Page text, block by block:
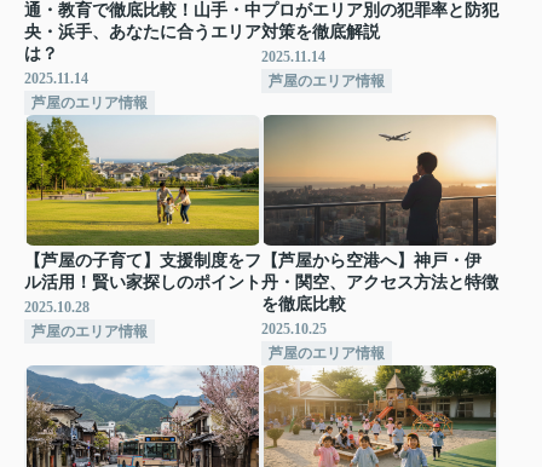
通・教育で徹底比較！山手・中
央・浜手、あなたに合うエリア
は？
2025.11.14
芦屋のエリア情報
プロがエリア別の犯罪率と防犯
対策を徹底解説
2025.11.14
芦屋のエリア情報
【芦屋の子育て】支援制度をフ
ル活用！賢い家探しのポイント
2025.10.28
芦屋のエリア情報
【芦屋から空港へ】神戸・伊
丹・関空、アクセス方法と特徴
を徹底比較
2025.10.25
芦屋のエリア情報